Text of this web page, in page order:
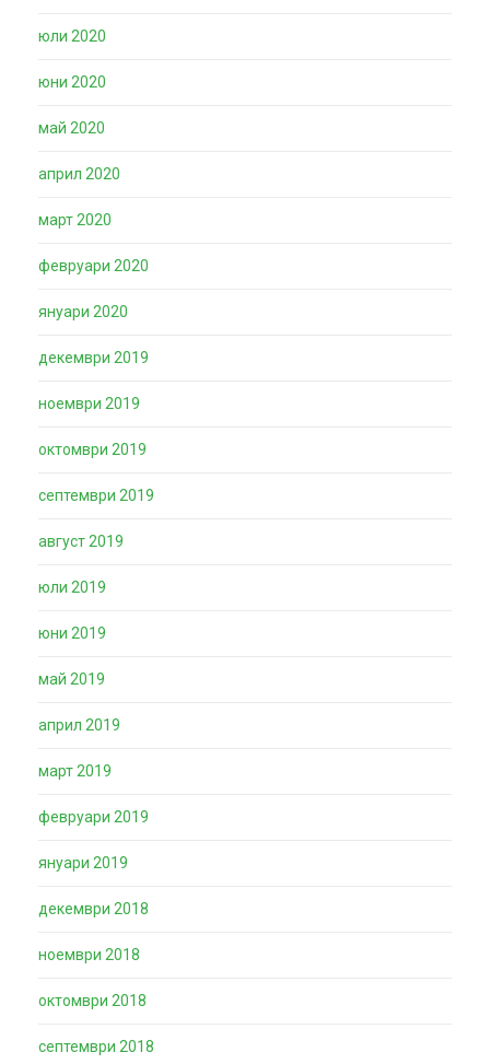
юли 2020
юни 2020
май 2020
април 2020
март 2020
февруари 2020
януари 2020
декември 2019
ноември 2019
октомври 2019
септември 2019
август 2019
юли 2019
юни 2019
май 2019
април 2019
март 2019
февруари 2019
януари 2019
декември 2018
ноември 2018
октомври 2018
септември 2018